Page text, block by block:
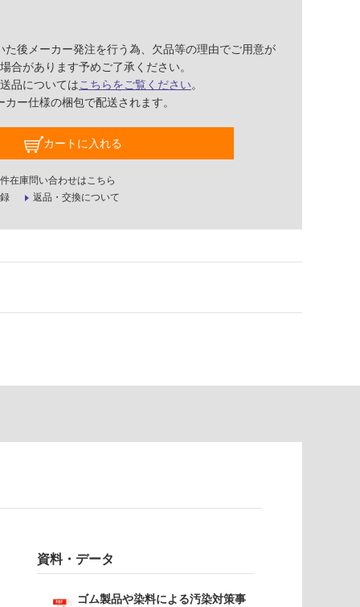
た後メーカー発注を行う為、欠品等の理由でご用意が
合があります予めご了承ください。
品についてはこちらをご覧ください。
ー仕様の梱包で配送されます。
カートに入れる
在庫問い合わせはこちら
返品・交換について
資料・データ
ゴム製品や染料による汚染対策事